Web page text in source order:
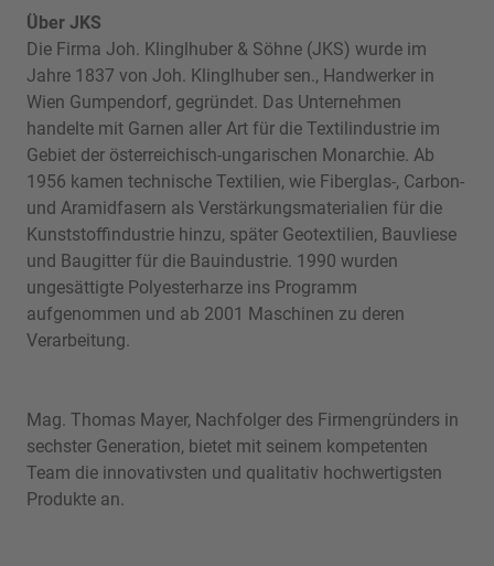
Über JKS
Die Firma Joh. Klinglhuber & Söhne (JKS) wurde im
Jahre 1837 von Joh. Klinglhuber sen., Handwerker in
Wien Gumpendorf, gegründet. Das Unternehmen
handelte mit Garnen aller Art für die Textilindustrie im
Gebiet der österreichisch-ungarischen Monarchie. Ab
1956 kamen technische Textilien, wie Fiberglas-, Carbon-
und Aramidfasern als Verstärkungsmaterialien für die
Kunststoffindustrie hinzu, später Geotextilien, Bauvliese
und Baugitter für die Bauindustrie. 1990 wurden
ungesättigte Polyesterharze ins Programm
aufgenommen und ab 2001 Maschinen zu deren
Verarbeitung.
Mag. Thomas Mayer, Nachfolger des Firmengründers in
sechster Generation, bietet mit seinem kompetenten
Team die innovativsten und qualitativ hochwertigsten
Produkte an.